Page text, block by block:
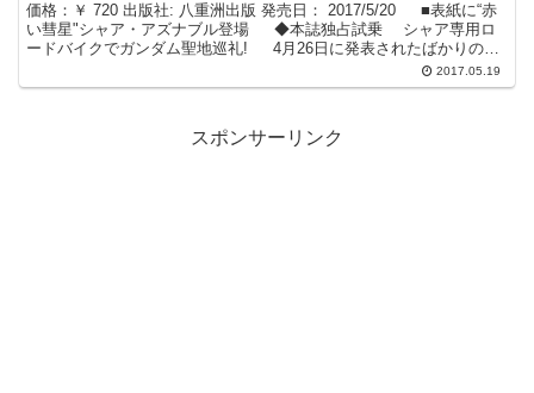
価格：￥ 720 出版社: 八重洲出版 発売日： 2017/5/20 ■表紙に“赤
い彗星"シャア・アズナブル登場 ◆本誌独占試乗 シャア専用ロ
ードバイクでガンダム聖地巡礼! 4月26日に発表されたばかりの
2017.05.19
スポンサーリンク